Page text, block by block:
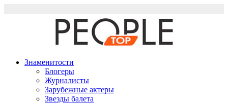
Знаменитости
Блогеры
Журналисты
Зарубежные актеры
Звезды балета